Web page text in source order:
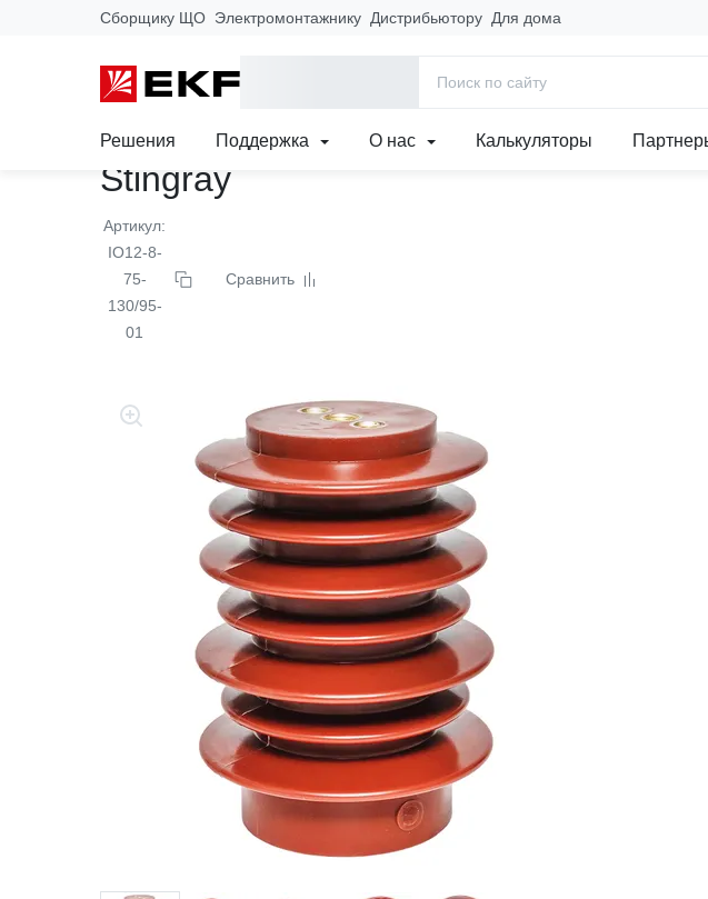
Сборщику ЩО Электромонтажнику Дистрибьютору Для дома
Решения Поддержка О нас Калькуляторы
Главная
Изолятор опорный из эпоксидного
Stingray
Артикул:
IO12-8-
75-
130/95-
01
Сравнить